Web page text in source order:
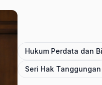
Hukum Perdata dan
Seri Hak Tanggungan